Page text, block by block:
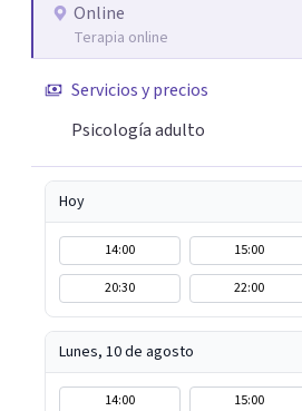
Online
Terapia online
Servicios y precios
Psicología adulto
Hoy
14:00 15:00
20:30
22:00
Lunes, 10 de agosto
14:00 15:00